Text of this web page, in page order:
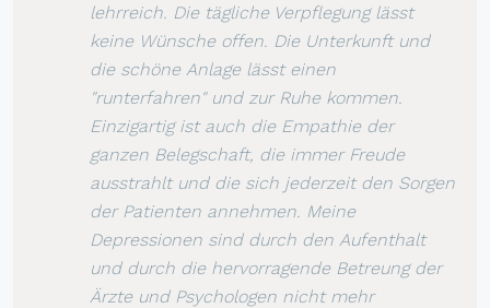
lehrreich. Die tägliche Verpflegung lässt
keine Wünsche offen. Die Unterkunft und
die schöne Anlage lässt einen
"runterfahren" und zur Ruhe kommen.
Einzigartig ist auch die Empathie der
ganzen Belegschaft, die immer Freude
ausstrahlt und die sich jederzeit den Sorgen
der Patienten annehmen. Meine
Depressionen sind durch den Aufenthalt
und durch die hervorragende Betreung der
Ärzte und Psychologen nicht mehr